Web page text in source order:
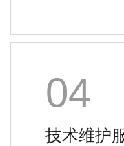
04
技术维护